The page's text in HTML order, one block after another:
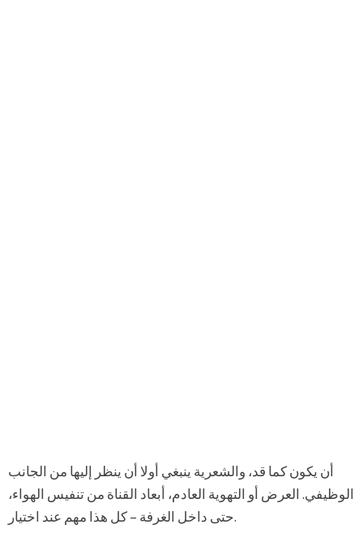
أن يكون كما قد، والشعرية ينبغي أولا أن ينظر إليها من الجانب
الوظيفي. العرض أو التهوية العادم، أبعاد القناة من تنفيس الهواء،
حتى داخل الغرفة – كل هذا مهم عند اختيار.